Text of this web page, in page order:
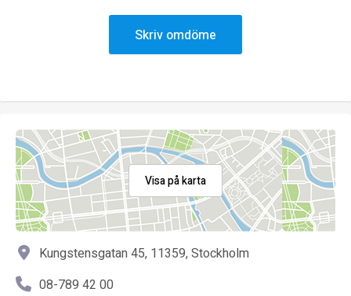
Skriv omdöme
Visa på karta
Kungstensgatan 45, 11359, Stockholm
08-789 42 00